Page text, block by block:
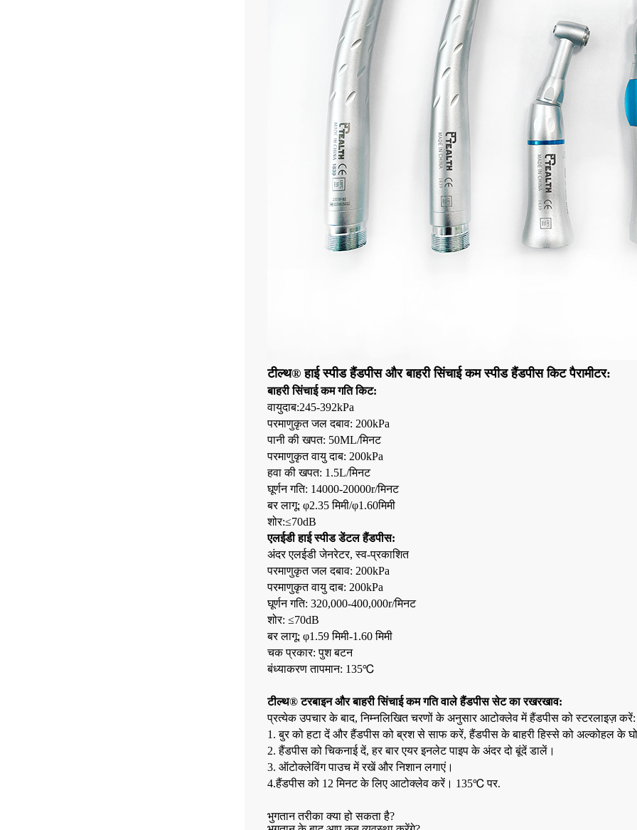
टील्थ® हाई स्पीड हैंडपीस और बाहरी सिंचाई कम स्पीड हैंडपीस किट पैरामीटर:
बाहरी सिंचाई कम गति किट:
वायुदाब:245-392kPa
परमाणुकृत जल दबाव: 200kPa
पानी की खपत: 50ML/मिनट
परमाणुकृत वायु दाब: 200kPa
हवा की खपत: 1.5L/मिनट
घूर्णन गति: 14000-20000r/मिनट
बर लागू: φ2.35 मिमी/φ1.60मिमी
शोर:≤70dB
एलईडी हाई स्पीड डेंटल हैंडपीस:
अंदर एलईडी जेनरेटर, स्व-प्रकाशित
परमाणुकृत जल दबाव: 200kPa
परमाणुकृत वायु दाब: 200kPa
घूर्णन गति: 320,000-400,000r/मिनट
शोर: ≤70dB
बर लागू: φ1.59 मिमी-1.60 मिमी
चक प्रकार: पुश बटन
बंध्याकरण तापमान: 135℃
टील्थ® टरबाइन और बाहरी सिंचाई कम गति वाले हैंडपीस सेट का रखरखाव:
प्रत्येक उपचार के बाद, निम्नलिखित चरणों के अनुसार आटोक्लेव में हैंडपीस को स्टरलाइज़ करें:
1. बुर को हटा दें और हैंडपीस को ब्रश से साफ करें, हैंडपीस के बाहरी हिस्से को अल्कोहल के
2. हैंडपीस को चिकनाई दें, हर बार एयर इनलेट पाइप के अंदर दो बूंदें डालें।
3. ऑटोक्लेविंग पाउच में रखें और निशान लगाएं।
4.हैंडपीस को 12 मिनट के लिए आटोक्लेव करें। 135℃ पर.
भुगतान तरीका क्या हो सकता है?